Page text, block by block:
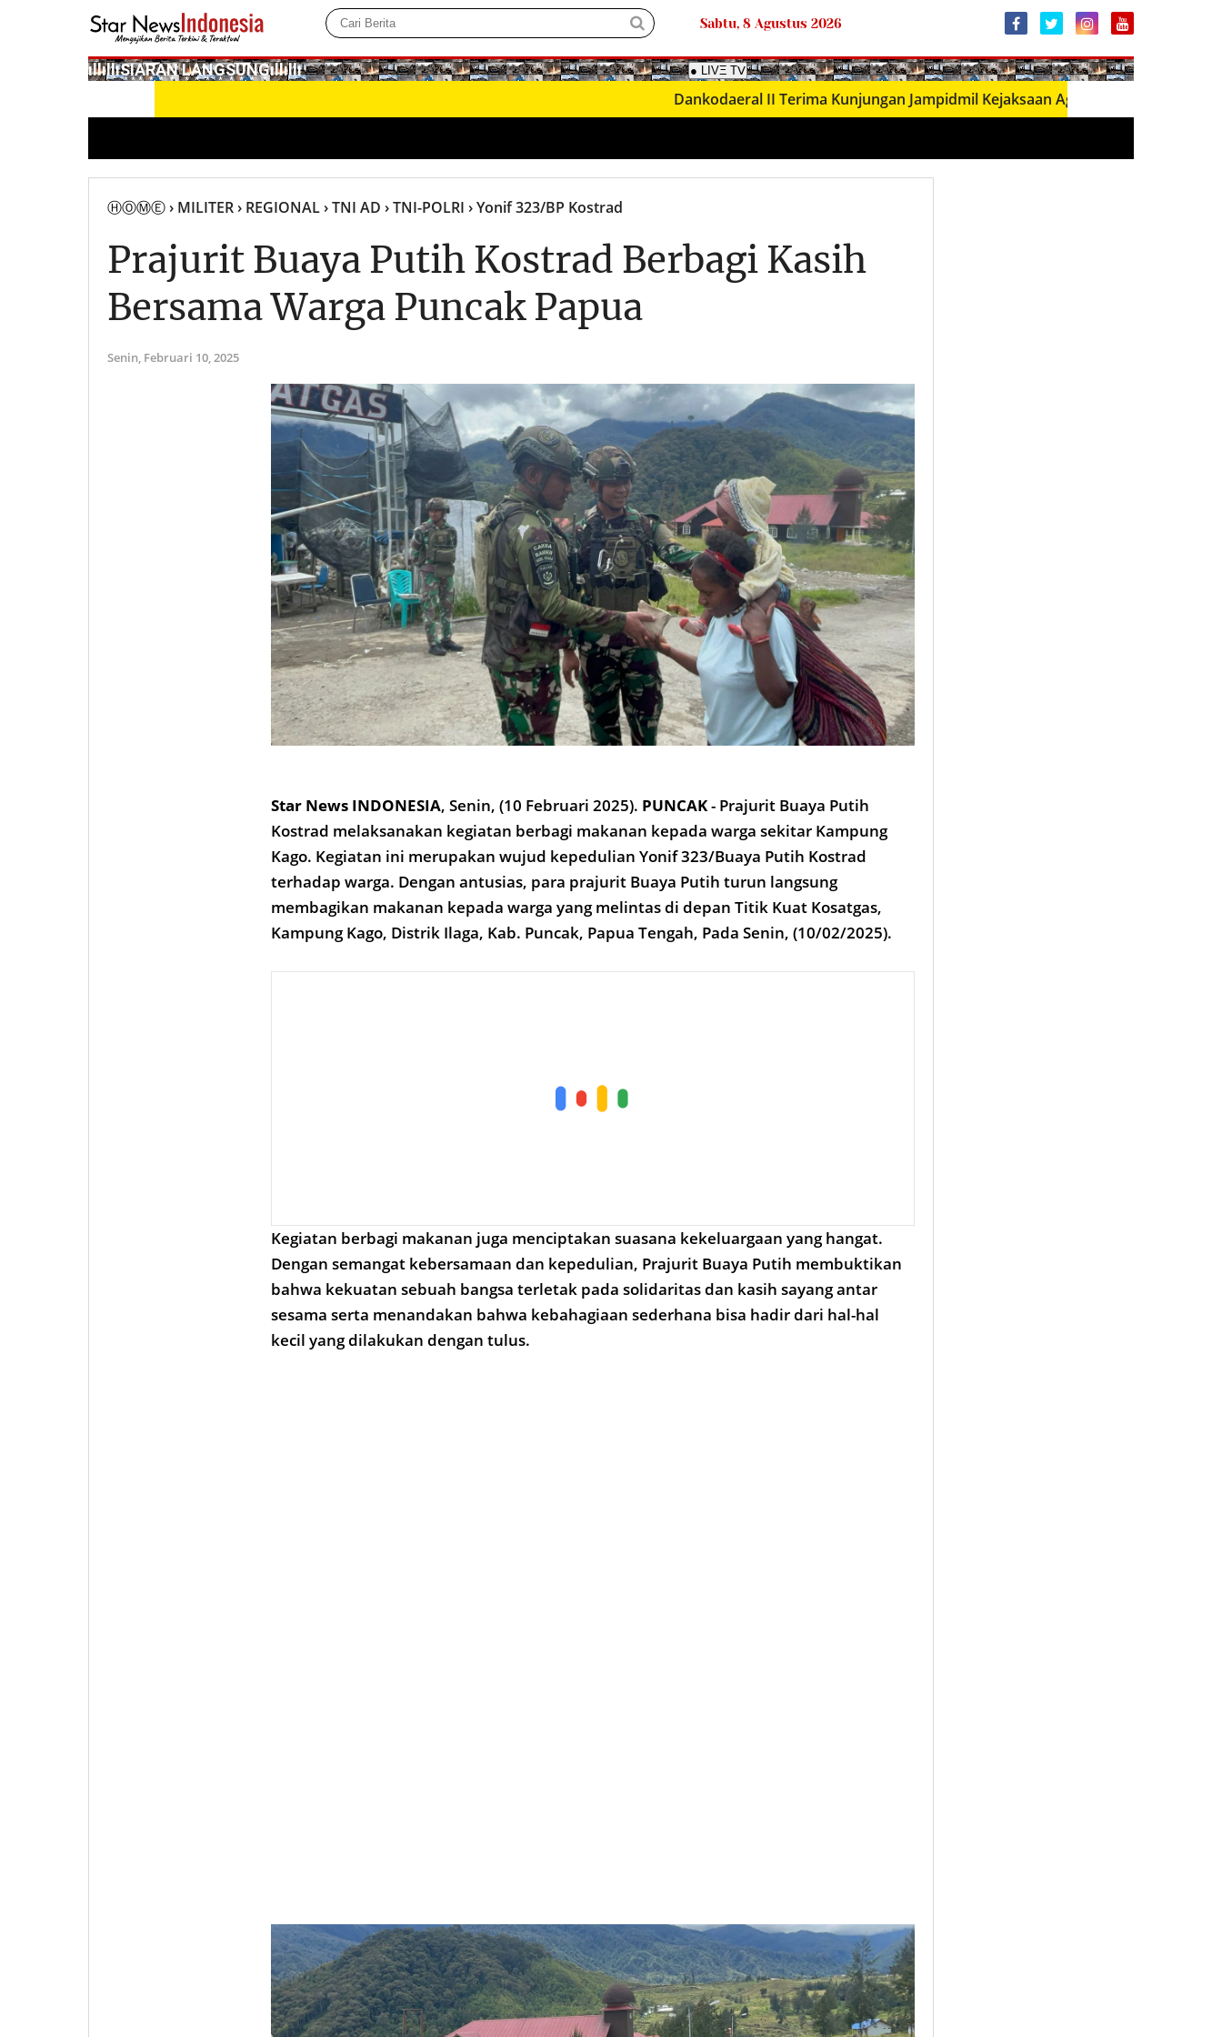
Sabtu, 8 Agustus 2026
­ıllıllıS͙I͙A͙R͙A͙N͙ L͙A͙N͙G͙S͙U͙N͙G͙ıllıllı ● LIVΞ Tᐯ
Dankodaeral II Terima Kunjungan Jampidmil Kejaksaan Agung RI, Perkuat Sinergi
ⒽⓄⓂⒺ› MILITER› REGIONAL› TNI AD › TNI-POLRI › Yonif 323/BP Kostrad
Prajurit Buaya Putih Kostrad Berbagi Kasih
Bersama Warga Puncak Papua
Senin, Februari 10, 2025
Star News INDONESIA, Senin, (10 Februari 2025). PUNCAK- Prajurit Buaya Putih
Kostrad melaksanakan kegiatan berbagi makanan kepada warga sekitar Kampung
Kago. Kegiatan ini merupakan wujud kepedulian Yonif 323/Buaya Putih Kostrad
terhadap warga. Dengan antusias, para prajurit Buaya Putih turun langsung
membagikan makanan kepada warga yang melintas di depan Titik Kuat Kosatgas,
Kampung Kago, Distrik Ilaga, Kab. Puncak, Papua Tengah, Pada Senin, (10/02/2025).
Kegiatan berbagi makanan juga menciptakan suasana kekeluargaan yang hangat.
Dengan semangat kebersamaan dan kepedulian, Prajurit Buaya Putih membuktikan
bahwa kekuatan sebuah bangsa terletak pada solidaritas dan kasih sayang antar
sesama serta menandakan bahwa kebahagiaan sederhana bisa hadir dari hal-hal
kecil yang dilakukan dengan tulus.